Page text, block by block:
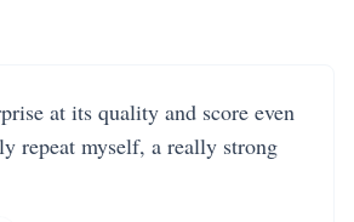
at its quality and score even
repeat myself, a really strong